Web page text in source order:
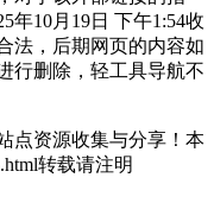
年10月19日 下午1:54收
法，后期网页的内容如
行删除，轻工具导航不
点资源收集与分享！ 本
转载请注明